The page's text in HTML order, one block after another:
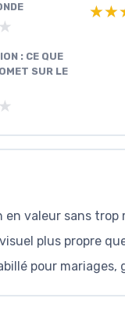
: CE QUE
SUR LE
en valeur sans trop
plus propre
pour mariages,